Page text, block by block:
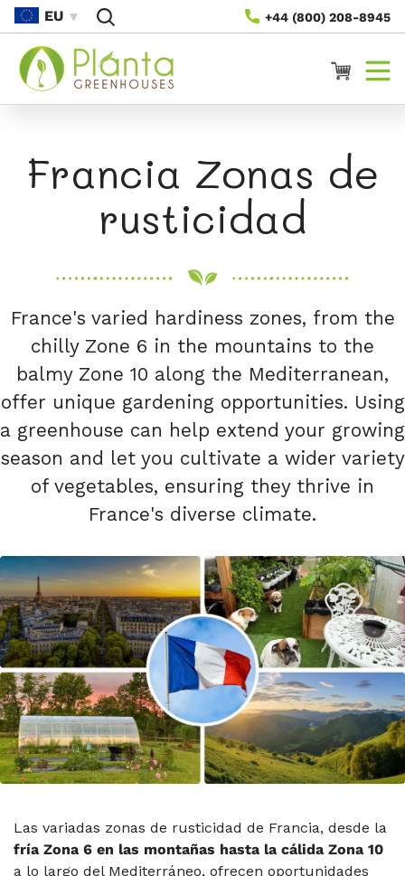
Saltar Al
Contenido
+44 (800) 208-8945
EU
Carrito
Francia Zonas de
rusticidad
France's varied hardiness zones, from the
chilly Zone 6 in the mountains to the
balmy Zone 10 along the Mediterranean,
offer unique gardening opportunities. Using
a greenhouse can help extend your growing
season and let you cultivate a wider variety
of vegetables, ensuring they thrive in
France's diverse climate​.
Las variadas zonas de rusticidad de Francia, desde la
fría Zona 6 en las montañas hasta la cálida Zona 10
a lo largo del Mediterráneo, ofrecen oportunidades